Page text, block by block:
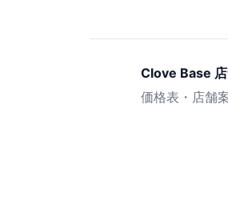
Clove Base
価格表・店舗